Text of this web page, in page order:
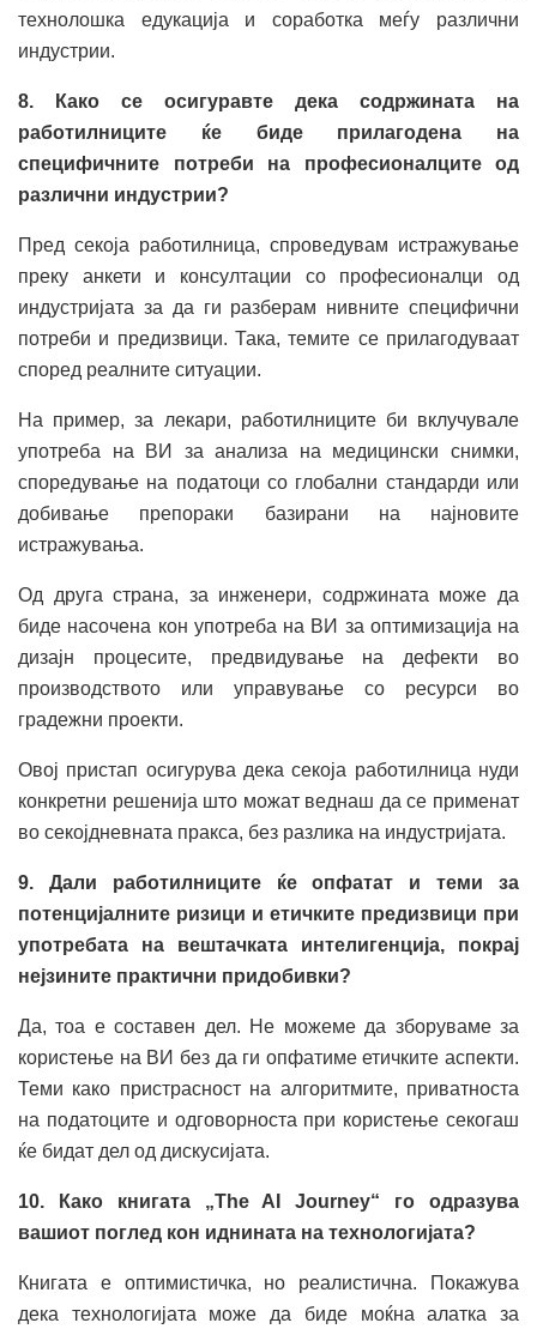
технолошка едукација и соработка меѓу различни
индустрии.
8. Како се осигуравте дека содржината на
работилниците ќе биде прилагодена на
специфичните потреби на професионалците од
различни индустрии?
Пред секоја работилница, спроведувам истражување
преку анкети и консултации со професионалци од
индустријата за да ги разберам нивните специфични
потреби и предизвици. Така, темите се прилагодуваат
според реалните ситуации.
На пример, за лекари, работилниците би вклучувале
употреба на ВИ за анализа на медицински снимки,
споредување на податоци со глобални стандарди или
добивање препораки базирани на најновите
истражувања.
Од друга страна, за инженери, содржината може да
биде насочена кон употреба на ВИ за оптимизација на
дизајн процесите, предвидување на дефекти во
производството или управување со ресурси во
градежни проекти.
Овој пристап осигурува дека секоја работилница нуди
конкретни решенија што можат веднаш да се применат
во секојдневната пракса, без разлика на индустријата.
9. Дали работилниците ќе опфатат и теми за
потенцијалните ризици и етичките предизвици при
употребата на вештачката интелигенција, покрај
нејзините практични придобивки?
Да, тоа е составен дел. Не можеме да зборуваме за
користење на ВИ без да ги опфатиме етичките аспекти.
Теми како пристрасност на алгоритмите, приватноста
на податоците и одговорноста при користење секогаш
ќе бидат дел од дискусијата.
10. Како книгата „The AI Journey“ го одразува
вашиот поглед кон иднината на технологијата?
Книгата е оптимистичка, но реалистична. Покажува
дека технологијата може да биде моќна алатка за